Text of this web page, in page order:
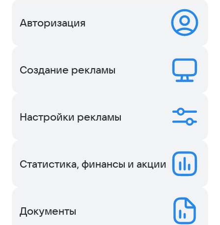
Авторизация
Создание рекламы
Настройки рекламы
Статистика, финансы и акции
Документы